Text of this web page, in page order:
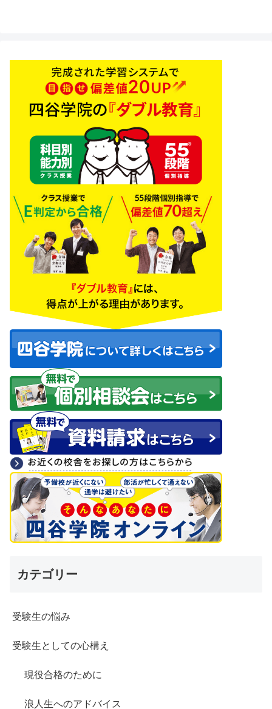
カテゴリー
受験生の悩み
受験生としての心構え
現役合格のために
浪人生へのアドバイス